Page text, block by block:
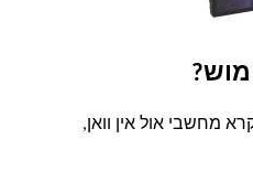
מחשבי אול אין וואן,